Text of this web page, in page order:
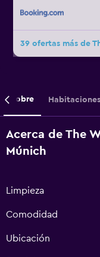
39 ofertas más de
Sobre Habitaciones
Acerca de The
Múnich
Limpieza
Comodidad
Ubicación